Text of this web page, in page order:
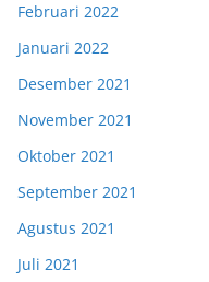
Februari 2022
Januari 2022
Desember 2021
November 2021
Oktober 2021
September 2021
Agustus 2021
Juli 2021